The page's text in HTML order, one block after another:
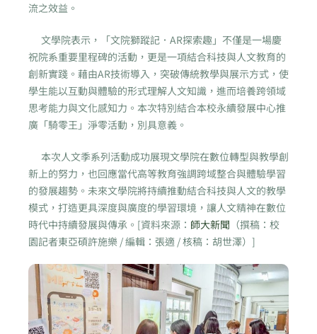
流之效益。
文學院表示，「文院獅蹤記．AR探索趣」不僅是一場慶
祝院系重要里程碑的活動，更是一項結合科技與人文教育的
創新實踐。藉由AR技術導入，突破傳統教學與展示方式，使
學生能以互動與體驗的形式理解人文知識，進而培養跨領域
思考能力與文化感知力。本次特別結合本校永續發展中心推
廣「騎零王」淨零活動，別具意義。
本次人文季系列活動成功展現文學院在數位轉型與教學創
新上的努力，也回應當代高等教育強調跨域整合與體驗學習
的發展趨勢。未來文學院將持續推動結合科技與人文的教學
模式，打造更具深度與廣度的學習環境，讓人文精神在數位
時代中持續發展與傳承。[資料來源： 師大新聞 （撰稿：校
園記者東亞碩許施樂 / 編輯：張適 / 核稿：胡世澤）]